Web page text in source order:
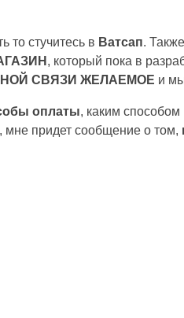
то стучитесь в Ватсап.
, который пока в
СВЯЗИ ЖЕЛАЕМОЕ и
оплаты, каким
, мне придет сообщение о том,